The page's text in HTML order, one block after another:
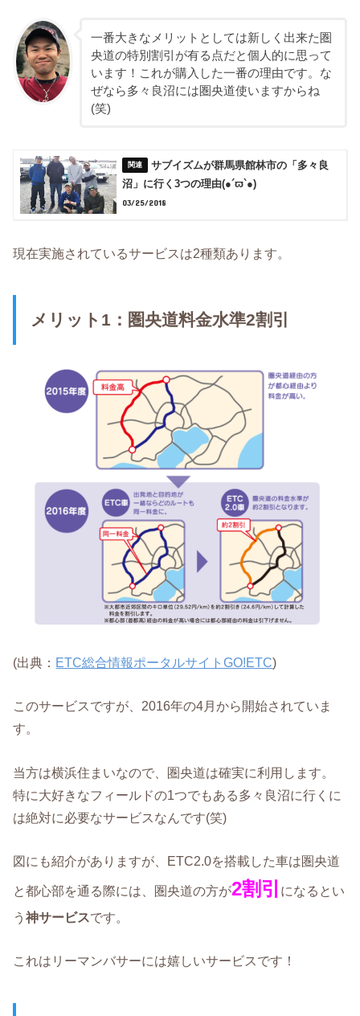
一番大きなメリットとしては新しく出来た圏
央道の特別割引が有る点だと個人的に思って
います！これが購入した一番の理由です。な
ぜなら多々良沼には圏央道使いますからね
(笑)
サブイズムが群馬県館林市の「多々良
沼」に行く3つの理由(●´ϖ`●)
03/25/2018
現在実施されているサービスは2種類あります。
メリット1：圏央道料金水準2割引
(出典： ETC総合情報ポータルサイトGO!ETC)
このサービスですが、2016年の4月から開始されていま
す。
当方は横浜住まいなので、圏央道は確実に利用します。
特に大好きなフィールドの1つでもある多々良沼に行くに
は絶対に必要なサービスなんです(笑)
図にも紹介がありますが、ETC2.0を搭載した車は圏央道
と都心部を通る際には、圏央道の方が2割引
になるとい
う神サービスです。
これはリーマンバサーには嬉しいサービスです！